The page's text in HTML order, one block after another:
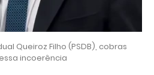
Queiroz Filho (PSDB), cobras
incoerência